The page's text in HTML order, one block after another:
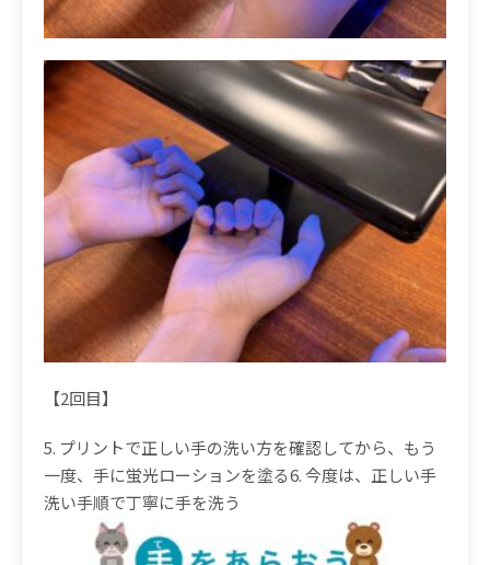
【2回目】
5. プリントで正しい手の洗い方を確認してから、 もう
一度、手に蛍光ローションを塗る6.今度は、正しい手
洗い手順で丁寧に手を洗う